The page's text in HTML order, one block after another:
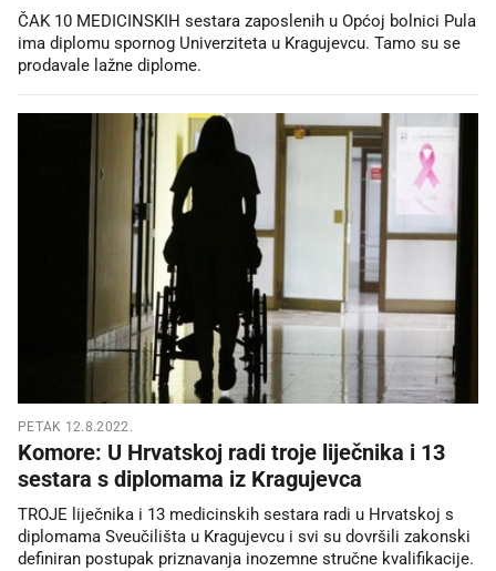
ČAK 10 MEDICINSKIH sestara zaposlenih u Općoj bolnici Pula
ima diplomu spornog Univerziteta u Kragujevcu. Tamo su se
prodavale lažne diplome.
PETAK 12.8.2022.
Komore: U Hrvatskoj radi troje liječnika i 13
sestara s diplomama iz Kragujevca
TROJE liječnika i 13 medicinskih sestara radi u Hrvatskoj s
diplomama Sveučilišta u Kragujevcu i svi su dovršili zakonski
definiran postupak priznavanja inozemne stručne kvalifikacije.